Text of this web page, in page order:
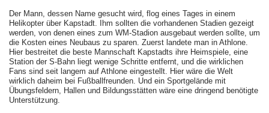
Der Mann, dessen Name gesucht wird, flog eines Tages in einem
Helikopter über Kapstadt. Ihm sollten die vorhandenen Stadien gezeigt
werden, von denen eines zum WM-Stadion ausgebaut werden sollte, um
die Kosten eines Neubaus zu sparen. Zuerst landete man in Athlone.
Hier bestreitet die beste Mannschaft Kapstadts ihre Heimspiele, eine
Station der S-Bahn liegt wenige Schritte entfernt, und die wirklichen
Fans sind seit langem auf Athlone eingestellt. Hier wäre die Welt
wirklich daheim bei Fußballfreunden. Und ein Sportgelände mit
Übungsfeldern, Hallen und Bildungsstätten wäre eine dringend benötigte
Unterstützung.